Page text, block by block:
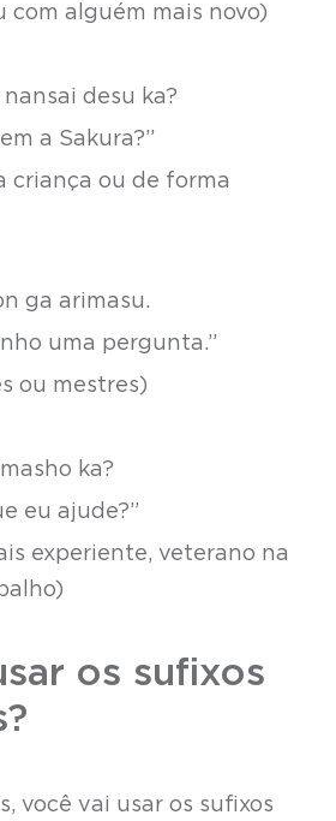
com alguém mais novo)
desu ka?
a Sakura?”
criança ou de forma
ga arimasu.
uma pergunta.”
ou mestres)
ka?
eu ajude?”
experiente, veterano na
os sufixos
você vai usar os sufixos